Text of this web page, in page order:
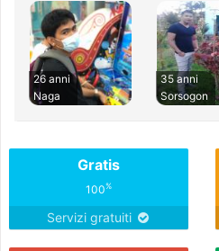
26 anni
Naga
35 anni
Sorsogon
Gratis
100%
Servizi gratuiti